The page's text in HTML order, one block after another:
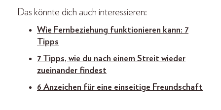
Das könnte dich auch interessieren:
Wie Fernbeziehung funktionieren kann: 7
Tipps
7 Tipps, wie du nach einem Streit wieder
zueinander findest
6 Anzeichen für eine einseitige Freundschaft